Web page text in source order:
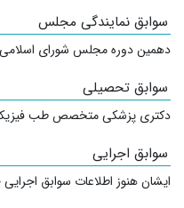
سوابق نمایندگی مجلس
دهمین دوره مجلس شورای
سوابق تحصیلی
دکتری پزشکی متخصص طب
سوابق اجرایی
ایشان هنوز اطلاعات سوابق اجرایی